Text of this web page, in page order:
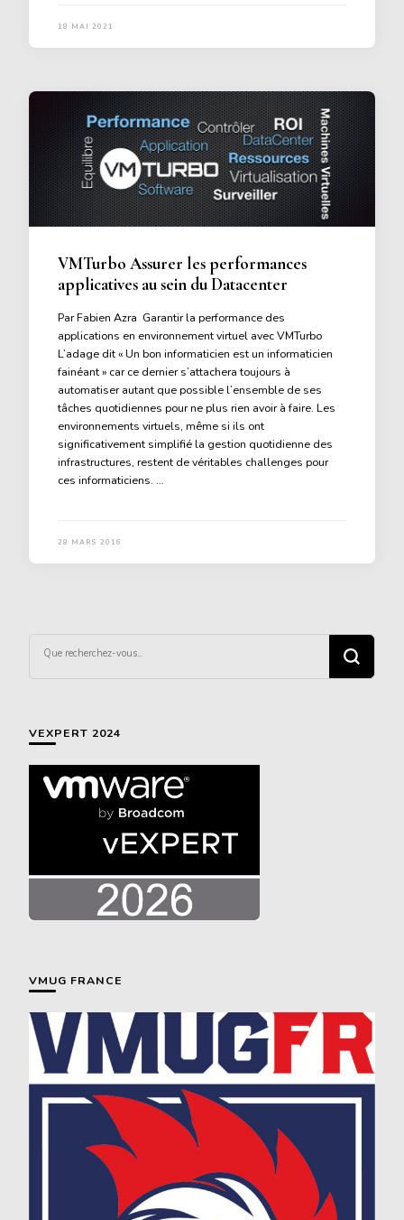
18 MAI 2021
VMTurbo Assurer les performances
applicatives au sein du Datacenter
Par Fabien Azra Garantir la performance des
applications en environnement virtuel avec VMTurbo
L’adage dit « Un bon informaticien est un informaticien
fainéant » car ce dernier s’attachera toujours à
automatiser autant que possible l’ensemble de ses
tâches quotidiennes pour ne plus rien avoir à faire. Les
environnements virtuels, même si ils ont
significativement simplifié la gestion quotidienne des
infrastructures, restent de véritables challenges pour
ces informaticiens. …
28 MARS 2016
recherchiez
quelque
VEXPERT 2024
VMUG FRANCE